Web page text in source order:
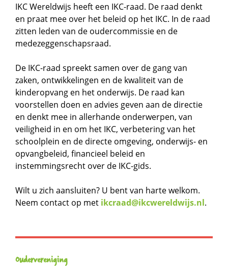
IKC Wereldwijs heeft een IKC-raad. De raad denkt
en praat mee over het beleid op het IKC. In de raad
zitten leden van de oudercommissie en de
medezeggenschapsraad.
De IKC-raad spreekt samen over de gang van
zaken, ontwikkelingen en de kwaliteit van de
kinderopvang en het onderwijs. De raad kan
voorstellen doen en advies geven aan de directie
en denkt mee in allerhande onderwerpen, van
veiligheid in en om het IKC, verbetering van het
schoolplein en de directe omgeving, onderwijs- en
opvangbeleid, financieel beleid en
instemmingsrecht over de IKC-gids.
Wilt u zich aansluiten? U bent van harte welkom.
Neem contact op met ikcraad@ikcwereldwijs.nl.
Oudervereniging